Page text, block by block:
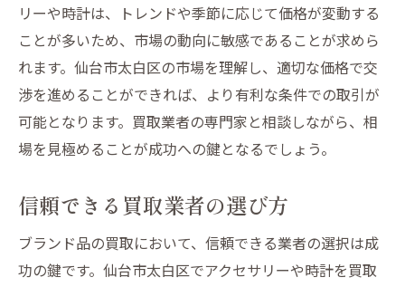
プロが教える交渉テクニック
買取シーズンを見極める方法
状態を良好に保つためのテクニック
適切な売却タイミングを選ぶ
査定時に質問すべき重要なポイント
セサリーと時計を安心して売る方法
特定の地域で優先されるブランドを知る
リーや時計は、トレンドや季節に応じて価格が変動する
ことが多いため、市場の動向に敏感であることが求めら
れます。仙台市太白区の市場を理解し、適切な価格で交
渉を進めることができれば、より有利な条件での取引が
可能となります。買取業者の専門家と相談しながら、相
場を見極めることが成功への鍵となるでしょう。
信頼できる買取業者の選び方
ブランド品の買取において、信頼できる業者の選択は成
功の鍵です。仙台市太白区でアクセサリーや時計を買取